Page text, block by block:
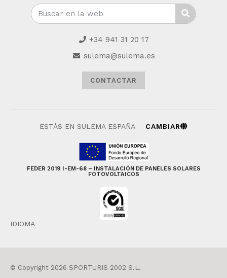
+34 941 31 20 17
sulema@sulema.es
CONTACTAR
ESTÁS EN SULEMA ESPAÑA CAMBIAR
FEDER 2019 I-EM-68 – INSTALACIÓN DE PANELES SOLARES
FOTOVOLTAICOS
IDIOMA
© Copyright 2026 SPORTURIS 2002 S.L.